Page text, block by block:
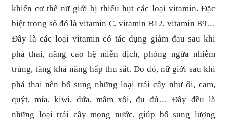
khiến cơ thể nữ giới bị thiếu hụt các loại vitamin. Đặc
biệt trong số đó là vitamin C, vitamin B12, vitamin B9…
Đây là các loại vitamin có tác dụng giảm đau sau khi
phá thai, nâng cao hệ miễn dịch, phòng ngừa nhiễm
trùng, tăng khả năng hấp thu sắt. Do đó, nữ giới sau khi
phá thai nên bổ sung những loại trái cây như ổi, cam,
quýt, mía, kiwi, dứa, mâm xôi, đu đủ… Đây đều là
những loại trái cây mọng nước, giúp bổ sung lượng